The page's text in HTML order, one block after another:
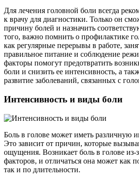
Для лечения головной боли всегда
к врачу для диагностики. Только он
причину болей и назначить
того, важно помнить о профилактике
как регулярные перерывы в работе,
правильное питание и соблюдение
факторы помогут предотвратить
боли и снизить ее интенсивность, а
развитие заболеваний, связанных с
Интенсивность и виды боли
Боль в голове может иметь различную
Это зависит от причин, которые
ощущения. Возникает боль в голове из-
факторов, и отличаться она может как
так и по длительности.